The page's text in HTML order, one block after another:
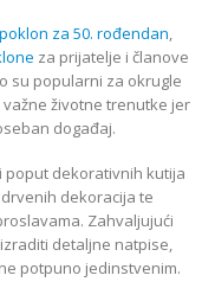
poklon za 50. rođendan,
za prijatelje i članove
su popularni za okrugle
životne trenutke jer
događaj.
poput dekorativnih kutija
dekoracija te
Zahvaljujući
detaljne natpise,
potpuno jedinstvenim.